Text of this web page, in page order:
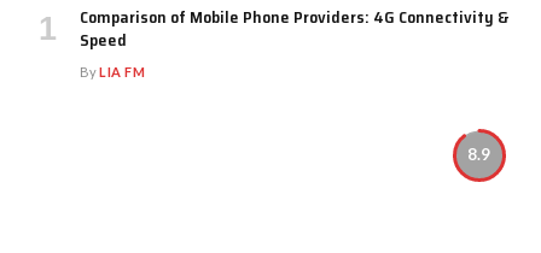
Comparison of Mobile Phone Providers: 4G Connectivity &
Speed
ByLIA FM
8.9